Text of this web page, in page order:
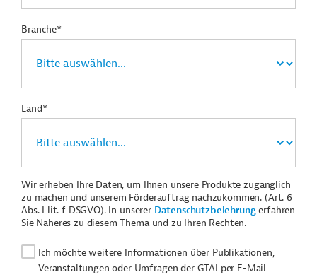
Branche*
Land*
Wir erheben Ihre Daten, um Ihnen unsere Produkte zugänglich
zu machen und unserem Förderauftrag nachzukommen. (Art. 6
Abs. I lit. f DSGVO). In unserer Datenschutzbelehrungerfahren
Sie Näheres zu diesem Thema und zu Ihren Rechten.
Ich möchte weitere Informationen über Publikationen,
Veranstaltungen oder Umfragen der GTAI per E-Mail